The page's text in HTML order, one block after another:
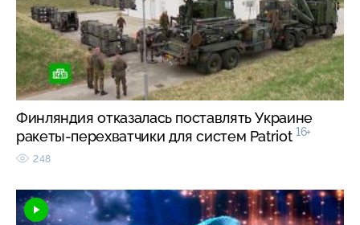
Финляндия отказалась поставлять Украине
ракеты-перехватчики для систем Patriot 16+
248